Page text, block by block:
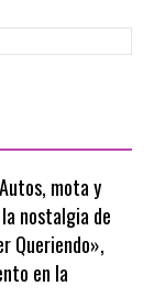
mota y
nostalgia de
Queriendo»,
en la